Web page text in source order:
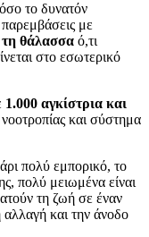
το δυνατόν
με
τη θάλασσα ό,τι
στο εσωτερικό
1.000 αγκίστρια και
και σύστημα
πολύ εμπορικό, το
πολύ μειωμένα είναι
τη ζωή σε έναν
αλλαγή και την άνοδο